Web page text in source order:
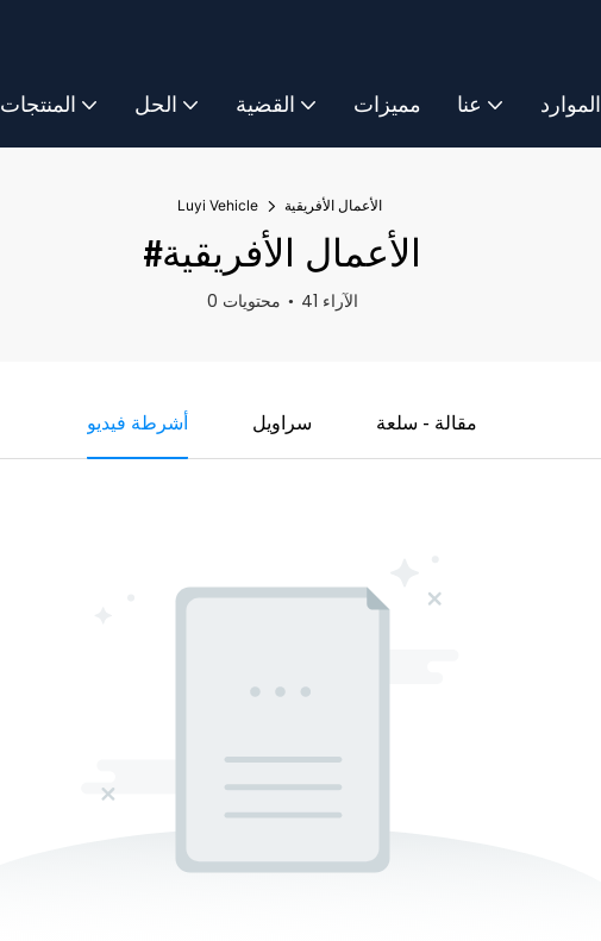
المنتجات الحل القضية مميزات عنا الموارد
Luyi Vehicle الأعمال الأفريقية
#الأعمال الأفريقية
0 محتويات 41 الآراء
أشرطة فيديو سراويل مقالة - سلعة